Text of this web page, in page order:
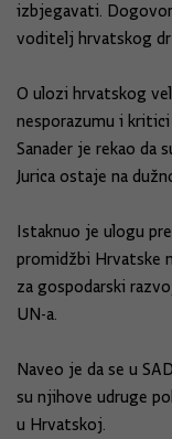
izbjegavati.
voditelj hrvatskog
O ulozi hrvatskog
nesporazumu i
Sanader je rekao da
Jurica ostaje na
Istaknuo je ulogu
promidžbi Hrvatske
za gospodarski
UN-a.
Naveo je da se u
su njihove udruge
u Hrvatskoj.